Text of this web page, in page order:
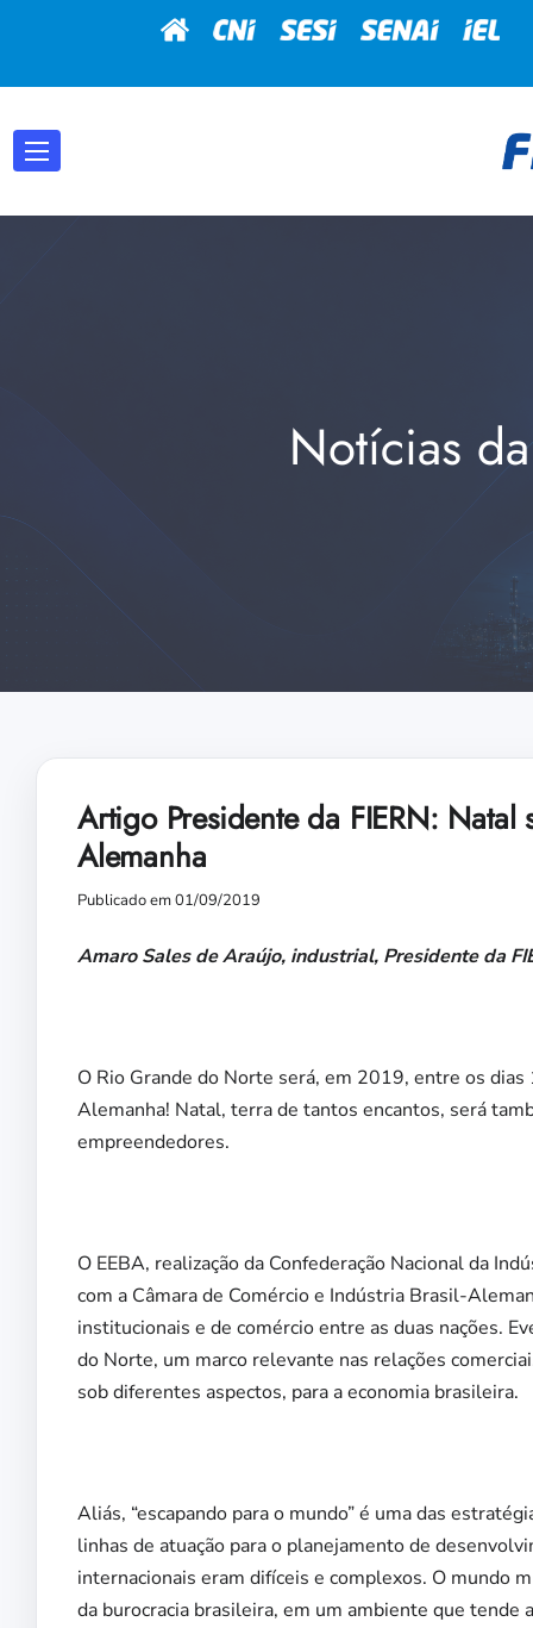
Notícias
Artigo Presidente da FIERN:
Alemanha
Publicado em 01/09/2019
Amaro Sales de Araújo, industrial, Presidente da
O Rio Grande do Norte será, em 2019, entre os
Alemanha! Natal, terra de tantos encantos, será
empreendedores.
O EEBA, realização da Confederação Nacional da
com a Câmara de Comércio e Indústria Brasil-
institucionais e de comércio entre as duas nações.
do Norte, um marco relevante nas relações
sob diferentes aspectos, para a economia brasileira.
Aliás, “escapando para o mundo” é uma das
linhas de atuação para o planejamento de
internacionais eram difíceis e complexos. O mundo
da burocracia brasileira, em um ambiente que tende